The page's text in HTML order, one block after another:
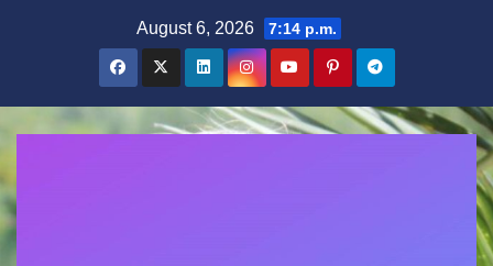
August 6, 2026 7:14 p.m.